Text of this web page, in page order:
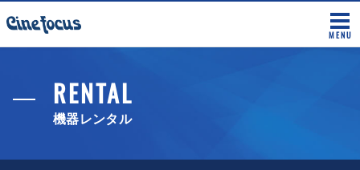
MENU
RENTAL
機器レンタル